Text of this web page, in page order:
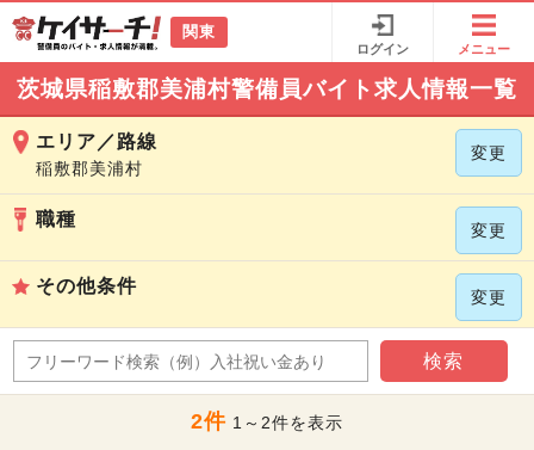
関東
ログイン メニュー
茨城県稲敷郡美浦村警備員バイト求人情報一覧
エリア／路線
稲敷郡美浦村
変更
職種
変更
その他条件
変更
検索
2件 1～2件を表示